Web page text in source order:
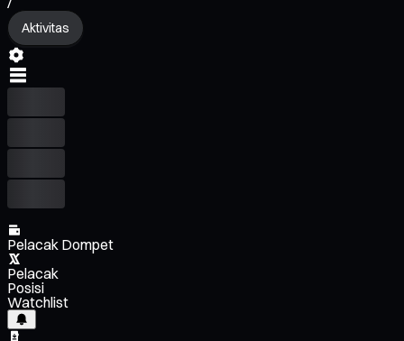
Aktivitas
Pelacak Dompet
Pelacak
Posisi
Watchlist